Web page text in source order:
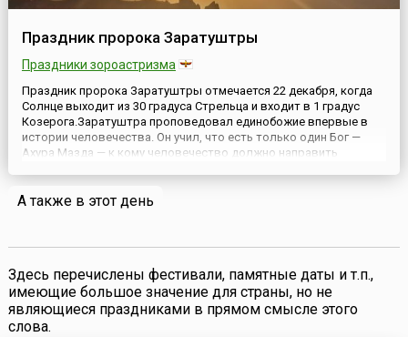
Праздник пророка Заратуштры
Праздники зороастризма
Праздник пророка Заратуштры отмечается 22 декабря, когда
Солнце выходит из 30 градуса Стрельца и входит в 1 градус
Козерога.Заратуштра проповедовал единобожие впервые в
истории человечества. Он учил, что есть только один Бог —
Ахура Мазда — к кому человечество должно направить
означает «Мудрый Владыка». Он — мягкий и милосердный Бо...
А также в этот день
Здесь перечислены фестивали, памятные даты и т.п.,
имеющие большое значение для страны, но не
являющиеся праздниками в прямом смысле этого
слова.